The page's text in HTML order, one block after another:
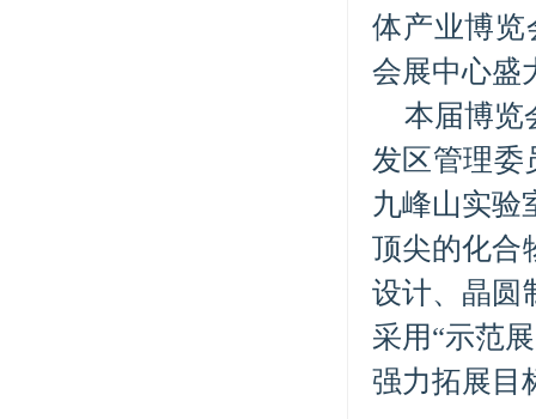
体产业博览
会展中心盛
本届博览
发区管理委
九峰山实验
顶尖的化合
设计、晶圆
采用“示范
强力拓展目